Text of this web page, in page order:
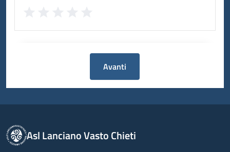
Avanti
Asl Lanciano Vasto Chieti